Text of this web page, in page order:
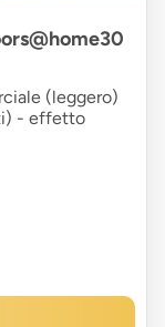
(leggero)
- effetto